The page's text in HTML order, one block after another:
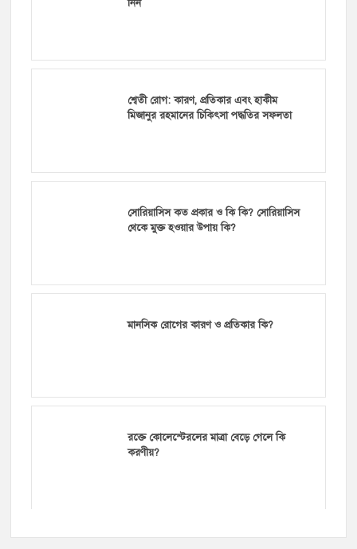
নিন
শ্বেতী রোগ: কারণ, প্রতিকার এবং হাকীম
মিজানুর রহমানের চিকিৎসা পদ্ধতির সফলতা
সোরিয়াসিস কত প্রকার ও কি কি? সোরিয়াসিস
থেকে মুক্ত হওয়ার উপায় কি?
মানসিক রোগের কারণ ও প্রতিকার কি?
রক্তে কোলেস্টেরলের মাত্রা বেড়ে গেলে কি
করণীয়?